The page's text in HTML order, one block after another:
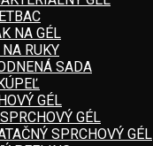
NA GÉL
RUKY
SADA
GÉL
GÉL
SPRCHOVÝ GÉL